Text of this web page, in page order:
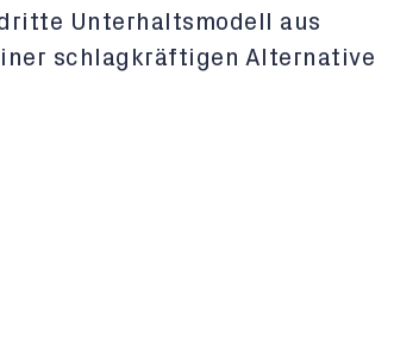
Unterhaltsmodell aus
schlagkräftigen Alternative